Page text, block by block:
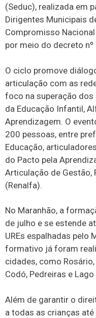
(Seduc), realizada em
Dirigentes Municipais
Compromisso
por meio do decreto
O ciclo promove
articulação com as
foco na superação
da Educação Infantil,
Aprendizagem. O
200 pessoas, entre
Educação,
do Pacto pela
Articulação de Gestão,
(Renalfa).
No Maranhão, a
de julho e se estende
UREs espalhadas pelo
formativo já foram
cidades, como
Codó, Pedreiras e Lago
Além de garantir o
a todas as crianças até